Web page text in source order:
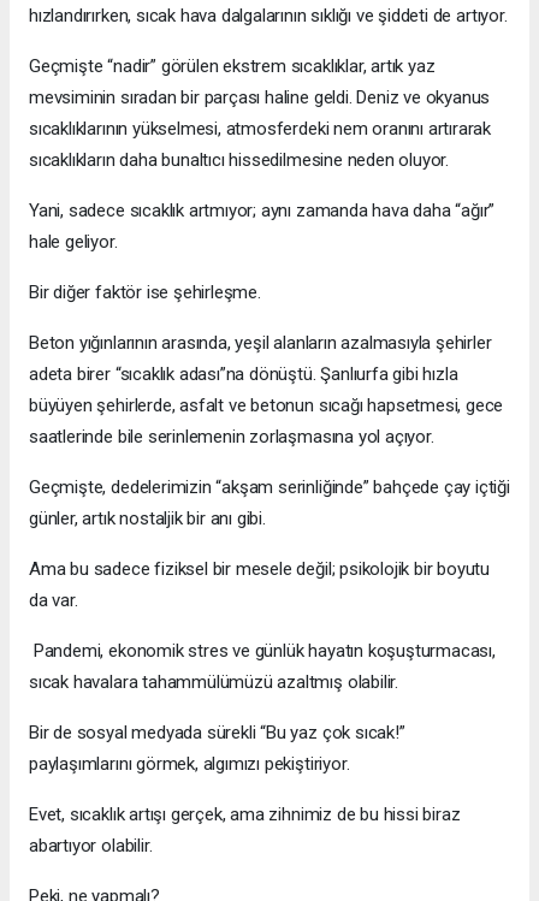
hızlandırırken, sıcak hava dalgalarının sıklığı ve şiddeti de artıyor.
Geçmişte “nadir” görülen ekstrem sıcaklıklar, artık yaz
mevsiminin sıradan bir parçası haline geldi. Deniz ve okyanus
sıcaklıklarının yükselmesi, atmosferdeki nem oranını artırarak
sıcaklıkların daha bunaltıcı hissedilmesine neden oluyor.
Yani, sadece sıcaklık artmıyor; aynı zamanda hava daha “ağır”
hale geliyor.
Bir diğer faktör ise şehirleşme.
Beton yığınlarının arasında, yeşil alanların azalmasıyla şehirler
adeta birer “sıcaklık adası”na dönüştü. Şanlıurfa gibi hızla
büyüyen şehirlerde, asfalt ve betonun sıcağı hapsetmesi, gece
saatlerinde bile serinlemenin zorlaşmasına yol açıyor.
Geçmişte, dedelerimizin “akşam serinliğinde” bahçede çay içtiği
günler, artık nostaljik bir anı gibi.
Ama bu sadece fiziksel bir mesele değil; psikolojik bir boyutu
da var.
Pandemi, ekonomik stres ve günlük hayatın koşuşturmacası,
sıcak havalara tahammülümüzü azaltmış olabilir.
Bir de sosyal medyada sürekli “Bu yaz çok sıcak!”
paylaşımlarını görmek, algımızı pekiştiriyor.
Evet, sıcaklık artışı gerçek, ama zihnimiz de bu hissi biraz
abartıyor olabilir.